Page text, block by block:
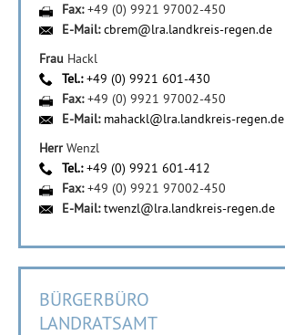
Fax:+49 (0) 9921 97002-450
E-Mail:cbrem@lra.landkreis-regen.de
Frau Hackl
Tel.:+49 (0) 9921 601-430
Fax:+49 (0) 9921 97002-450
E-Mail: mahackl@lra.landkreis-regen.de
Herr Wenzl
Tel.:+49 (0) 9921 601-412
Fax:+49 (0) 9921 97002-450
E-Mail:twenzl@lra.landkreis-regen.de
BÜRGERBÜRO
LANDRATSAMT